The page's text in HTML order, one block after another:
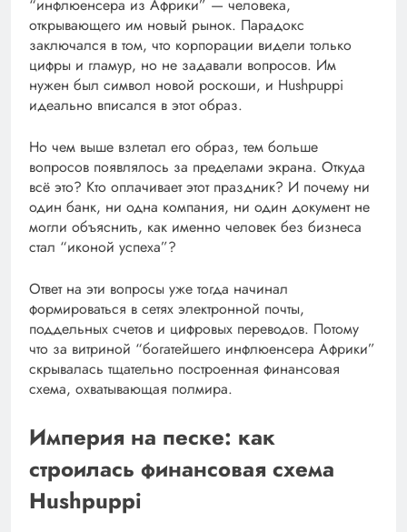
“инфлюенсера из Африки” — человека,
открывающего им новый рынок. Парадокс
заключался в том, что корпорации видели только
цифры и гламур, но не задавали вопросов. Им
нужен был символ новой роскоши, и Hushpuppi
идеально вписался в этот образ.
Но чем выше взлетал его образ, тем больше
вопросов появлялось за пределами экрана. Откуда
всё это? Кто оплачивает этот праздник? И почему ни
один банк, ни одна компания, ни один документ не
могли объяснить, как именно человек без бизнеса
стал “иконой успеха”?
Ответ на эти вопросы уже тогда начинал
формироваться в сетях электронной почты,
поддельных счетов и цифровых переводов. Потому
что за витриной “богатейшего инфлюенсера Африки”
скрывалась тщательно построенная финансовая
схема, охватывающая полмира.
Империя на песке: как
строилась финансовая схема
Hushpuppi